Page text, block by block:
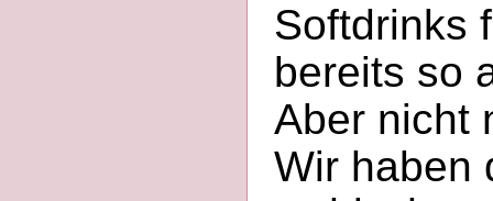
Softdrinks
bereits so
Aber nicht
Wir haben